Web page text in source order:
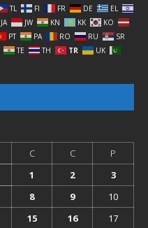
TL FI FR DE
EL
JA JW KN KK
KO
PT PA RO RU
SR
TE TH TR
UK
C C
P
1
2
3
8 9
10
15 16 17